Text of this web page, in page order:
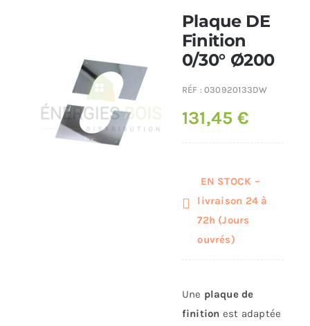
Conduit de fumées
Plaque DE
Finition
0/30° Ø200
RÉF :030920133DW
131,45€
EN STOCK –
livraison 24 à
72h (Jours
ouvrés)
Une plaque de
finition est adaptée